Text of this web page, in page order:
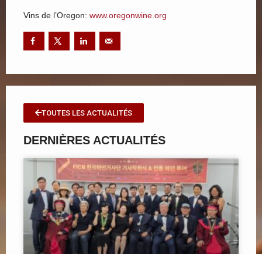
Vins de l’Oregon: www.oregonwine.org
TOUTES LES ACTUALITÉS
DERNIÈRES ACTUALITÉS